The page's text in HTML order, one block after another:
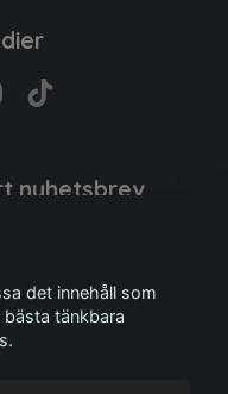
nyhetsbrev
det innehåll som
tänkbara